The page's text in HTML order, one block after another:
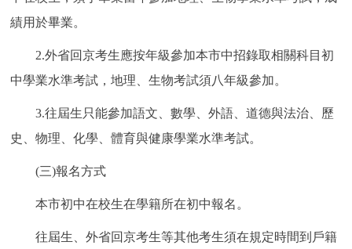
績用於畢業。
2.外省回京考生應按年級參加本市中招錄取相關科目初
中學業水準考試，地理、生物考試須八年級參加。
3.往屆生只能參加語文、數學、外語、道德與法治、歷
史、物理、化學、體育與健康學業水準考試。
(三)報名方式
本市初中在校生在學籍所在初中報名。
往屆生、外省回京考生等其他考生須在規定時間到戶籍